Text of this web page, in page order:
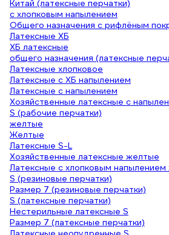
Китай (латексные перчатки)
с хлопковым напылением
Общего назначения с рифлёным
Латексные ХБ
ХБ латексные
общего назначения (латексные
Латексные хлопковое
Латексные с ХБ напылением
Латексные с напылением
Хозяйственные латексные с
S (рабочие перчатки)
желтые
Желтые
Латексные S-L
Хозяйственные латексные желтые
Латексные с хлопковым
S (резиновые перчатки)
Размер 7 (резиновые перчатки)
S (латексные перчатки)
Нестерильные латексные S
Размер 7 (латексные перчатки)